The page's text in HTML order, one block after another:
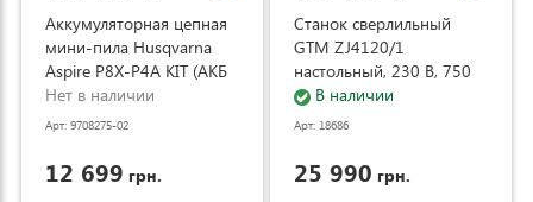
Аккумуляторная цепная
мини-пила Husqvarna
Aspire P8X-P4A KIT (АКБ
и ЗУ) (9708275-02)
Нет в наличии
Арт: 9708275-02
12 699 грн.
Станок сверлильный
GTM ZJ4120/1
настольный, 230 В, 750
Вт (ZJ4120/1)
В наличии
Арт: 18686
25 990 грн.